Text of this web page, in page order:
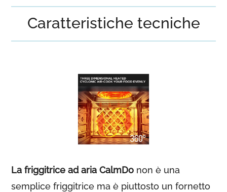
Caratteristiche tecniche
La friggitrice ad aria CalmDo non è una
semplice friggitrice ma è piuttosto un fornetto